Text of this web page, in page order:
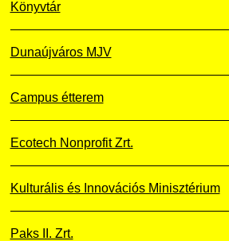
Könyvtár
Dunaújváros MJV
Campus étterem
Ecotech Nonprofit Zrt.
Kulturális és Innovációs Minisztérium
Paks II. Zrt.